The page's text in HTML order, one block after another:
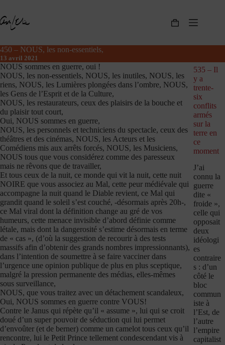
contenu
Panier
450 – NOUS, les non-essentiels,
13 avril 2021
NOUS sommes en guerre, oui !
NOUS, les non-essentiels, NOUS, les inutiles, NOUS, les
riens, NOUS, les Lumières plongées dans l’ombre, NOUS,
les Gens de l’Esprit et de la Culture,
NOUS, les restaurateurs, ceux des plaisirs de la bouche et
du plaisir tout court,
Oui, NOUS sommes en guerre,
NOUS, les personnels et techniciens du spectacle, ceux des
théâtres et des cinémas, NOUS, les Acteurs et les
Comédiens mis aux arrêts forcés, NOUS, les Musiciens,
NOUS tous que vous considérez comme des paresseux
mais ne rêvons que de travailler,
Et tous ceux de la nuit, ce monde qui vit la nuit, cette nuit
NOIRE que vous associez au Mal, cette peur médiévale qui
accompagne la nuit quand le Diable revient, ce Mal qui
grandit quand le soleil s’est couché, -désormais après 20h-,
ce Mal viral dont la définition change au gré de vos
humeurs, cette menace invisible d’abord définie comme
létale, mais dont la dangerosité s’estime désormais en terme
de « cas », (d’où la suggestion de recourir à des tests
massifs afin d’obtenir des grands nombres impressionnants),
dans l’intention de soumettre à se faire vacciner dans
l’urgence une opinion publique de plus en plus sceptique,
malgré la pression permanente des médias, elles-mêmes
sous surveillance,
NOUS, que vous traitez avec un détachement scandaleux,
Oui, NOUS sommes en guerre contre VOUS!
Contre le Janus qui répète qu’il « assume », lui qui se croit
doué d’un super pouvoir de séduction qui lui permet
d’envoûter (et de berner) comme un camelot tous ceux qu’il
rencontre, lui le Petit Prince tellement condescendant vis à
535 – Il
y a
trente-
six
conflits
armés
sur la
terre en
ce
moment
J’ai
connu la
guerre
dite «
froide »,
celle qui
opposait
deux
idéologi
es
contraire
s : d’un
côté le
bloc
commun
iste à
l’Est, de
l’autre
l’empire
capitalist